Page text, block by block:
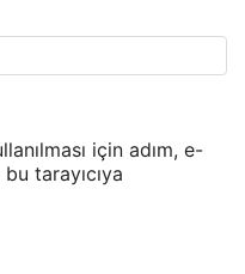
için adım, e-
tarayıcıya